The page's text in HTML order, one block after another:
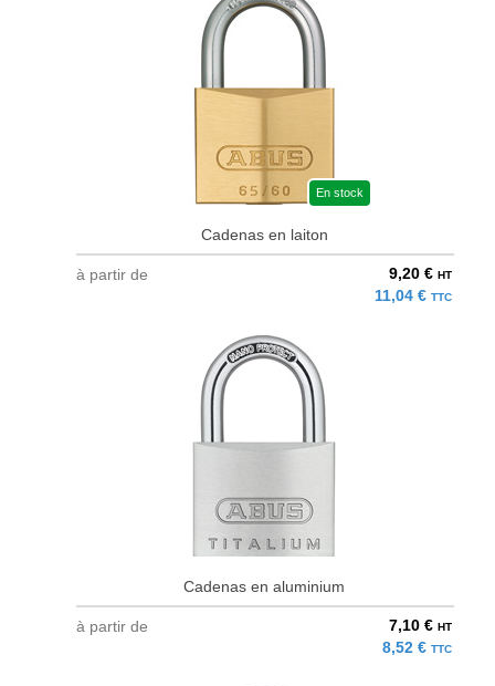
En stock
Cadenas en laiton
à partir de 9,20 € HT
11,04 € TTC
Cadenas en aluminium
à partir de 7,10 € HT
8,52 € TTC